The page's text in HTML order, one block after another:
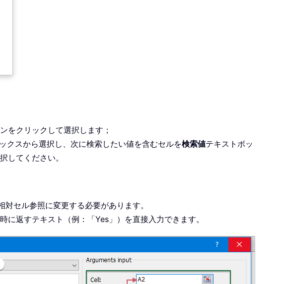
をクリックして選択します；
クスから選択し、次に検索したい値を含むセルを検索値テキストボッ
してください。
セル参照に変更する必要があります。
返すテキスト（例：「Yes」）を直接入力できます。